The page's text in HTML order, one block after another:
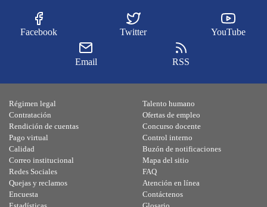
Facebook Twitter YouTube
Email RSS
Régimen legal
Contratación
Rendición de cuentas
Pago virtual
Calidad
Talento humano
Ofertas de empleo
Concurso docente
Control interno
Buzón de notificaciones
Correo institucional
Redes Sociales
Quejas y reclamos
Encuesta
Mapa del sitio
FAQ
Atención en línea
Contáctenos